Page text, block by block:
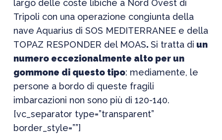
largo delle coste libiche a Nord Ovest di
Tripoli con una operazione congiunta della
nave Aquarius di SOS MEDITERRANEE e della
TOPAZ RESPONDER del MOAS. Si tratta di un
numero eccezionalmente alto per un
gommone di questo tipo: mediamente, le
persone a bordo di queste fragili
imbarcazioni non sono più di 120-140.
[vc_separator type=”transparent”
border_style=””]